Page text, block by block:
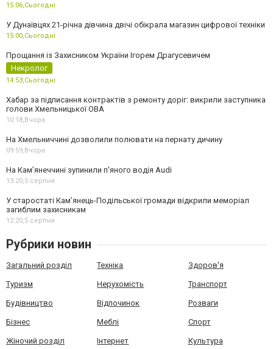
15:06,Сьогодні
У Дунаївцях 21-річна дівчина двічі обікрала магазин цифрової техніки
15:00,Сьогодні
Прощання із Захисником України Ігорем Драгусевичем
Некролог
14:53,Сьогодні
Хабар за підписання контрактів з ремонту доріг: викрили заступника
голови Хмельницької ОВА
10:18,Вчора
На Хмельниччині дозволили полювати на пернату дичину
09:59,Вчора
На Камʼянеччині зупинили п'яного водія Audi
13:20,5 серпня
У старостаті Кам’янець-Подільської громади відкрили меморіал
загиблим захисникам
12:20,5 серпня
Рубрики новин
Загальний розділ Техніка Здоров'я
Туризм Нерухомість Транспорт
Будівництво Відпочинок Розваги
Бізнес Меблі Спорт
Жіночий розділ Інтернет Культура